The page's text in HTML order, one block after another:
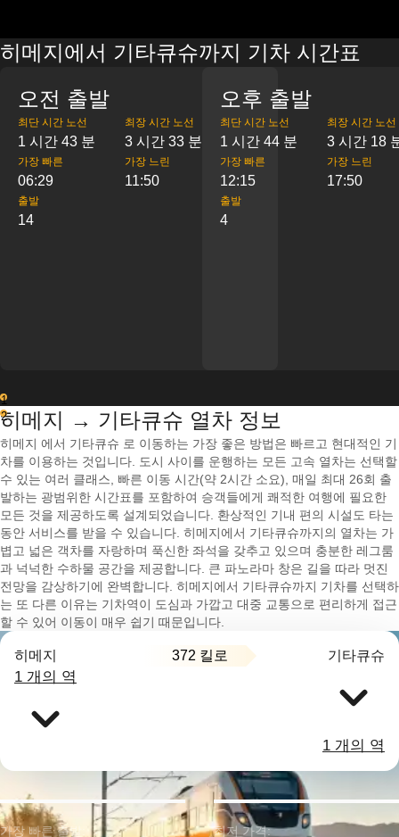
히메지에서 기타큐슈까지 기차 시간표
오전 출발
최단 시간 노선
1 시간 43 분
최장 시간 노선
3 시간 33 분
가장 빠른
06:29
가장 느린
11:50
출발
14
오후 출발
최단 시간 노선
1 시간 44 분
최장 시간 노선
3 시간 18
가장 빠른
12:15
가장 느린
17:50
출발
4
1
2
히메지 → 기타큐슈 열차 정보
히메지 에서 기타큐슈 로 이동하는 가장 좋은 방법은 빠르고 현대적인 기
차를 이용하는 것입니다. 도시 사이를 운행하는 모든 고속 열차는 선택할
수 있는 여러 클래스, 빠른 이동 시간(약 2시간 소요), 매일 최대 26회 출
발하는 광범위한 시간표를 포함하여 승객들에게 쾌적한 여행에 필요한
모든 것을 제공하도록 설계되었습니다. 환상적인 기내 편의 시설도 타는
동안 서비스를 받을 수 있습니다. 히메지에서 기타큐슈까지의 열차는 가
볍고 넓은 객차를 자랑하며 푹신한 좌석을 갖추고 있으며 충분한 레그룸
과 넉넉한 수하물 공간을 제공합니다. 큰 파노라마 창은 길을 따라 멋진
전망을 감상하기에 완벽합니다. 히메지에서 기타큐슈까지 기차를 선택하
는 또 다른 이유는 기차역이 도심과 가깝고 대중 교통으로 편리하게 접근
할 수 있어 이동이 매우 쉽기 때문입니다.
히메지 372 킬로 기타큐슈
1 개의 역
1 개의 역
가장 빠른 출발: 최저 가격: